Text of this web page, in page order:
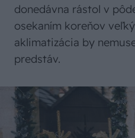
donedávna rástol v
osekaním koreňov
aklimatizácia by
predstáv.